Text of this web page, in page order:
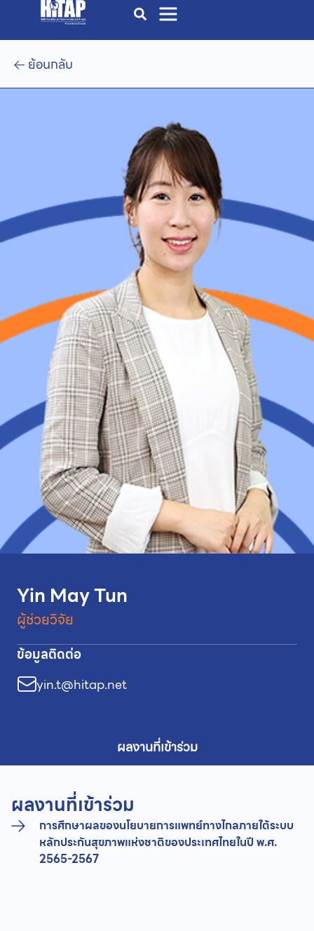
ย้อนกลับ
Yin May Tun
ผู้ช่วยวิจัย
ข้อมูลติดต่อ
yin.t@hitap.net
ผลงานที่เข้าร่วม
ผลงานที่เข้าร่วม
การศึกษาผลของนโยบายการแพทย์ทางไกลภายใต้ระบบ
หลักประกันสุขภาพแห่งชาติของประเทศไทยในปี พ.ศ.
2565-2567